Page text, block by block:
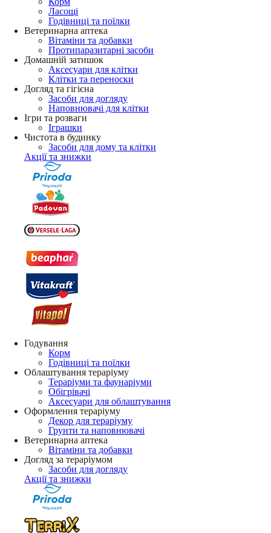
Ласощі
Годівниці та поїлки
Ветеринарна аптека
Вітаміни та добавки
Протипаразитарні засоби
Домашній затишок
Аксесуари для клітки
Клітки та переноски
Догляд та гігієна
Засоби для догляду
Наповнювачі для клітки
Ігри та розваги
Іграшки
Чистота в будинку
Засоби для дому та клітки
Акції та знижки
Годування
Корм
Годівниці та поїлки
Облаштування тераріуму
Тераріуми та фаунаріуми
Обігрівачі
Аксесуари для облаштування
Оформлення тераріуму
Декор для тераріуму
Грунти та наповнювачі
Ветеринарна аптека
Вітаміни та добавки
Догляд за тераріумом
Засоби для догляду
Акції та знижки